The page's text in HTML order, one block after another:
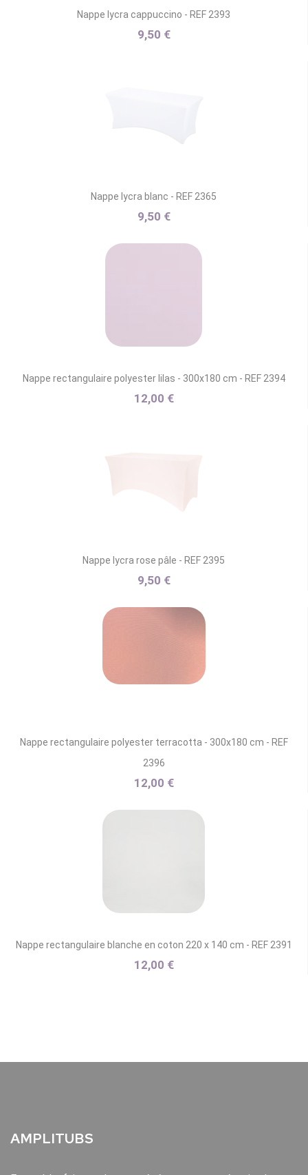
Nappe lycra cappuccino - REF 2393
9,50 €
Nappe lycra blanc - REF 2365
9,50 €
Nappe rectangulaire polyester lilas - 300x180 cm - REF 2394
12,00 €
Nappe lycra rose pâle - REF 2395
9,50 €
Nappe rectangulaire polyester terracotta - 300x180 cm - REF
2396
12,00 €
Nappe rectangulaire blanche en coton 220 x 140 cm - REF 2391
12,00 €
AMPLITUBS